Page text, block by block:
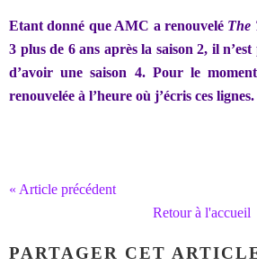
Etant donné que AMC a renouvelé The
3 plus de 6 ans après la saison 2, il
d’avoir une saison 4. Pour le
renouvelée à l’heure où j’écris ces lignes.
« Article précédent
Retour à l'accueil
PARTAGER CET